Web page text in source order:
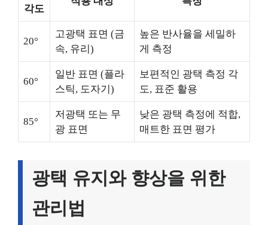
각도
20°
고광택 표면 (금
속, 유리)
높은 반사율을 세밀하
게 측정
60°
일반 표면 (플라
스틱, 도자기)
보편적인 광택 측정 각
도, 표준 활용
85°
저광택 또는 무
광 표면
낮은 광택 측정에 적합,
매트한 표면 평가
광택 유지와 향상을 위한
관리법